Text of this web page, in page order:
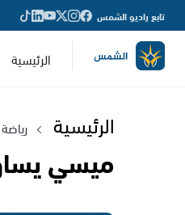
تابع راديو الشمس
الرئيسية
الرئيسية رياضة
ميسي